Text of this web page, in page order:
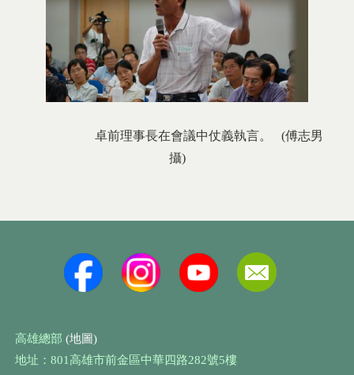
卓前理事長在會議中仗義執言。 (傅志男
攝)
高雄總部 (地圖)
地址：801高雄市前金區中華四路282號5樓